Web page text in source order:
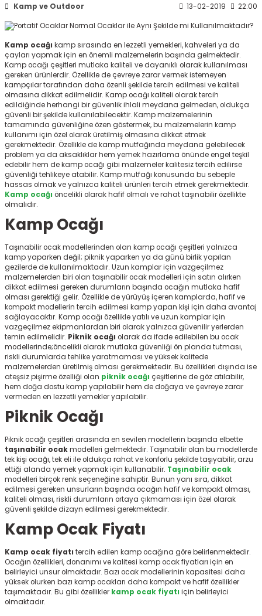
Mermisi
Kamp ve Outdoor 13-02-2019 22:00
Kamp ocağı kamp sırasında en lezzetli yemekleri, kahveleri ya da
çayları yapmak için en önemli malzemelerin başında gelmektedir.
Kamp ocağı çeşitleri mutlaka kaliteli ve dayanıklı olarak kullanılması
gereken ürünlerdir. Özellikle de çevreye zarar vermek istemeyen
kampçılar tarafından daha özenli şekilde tercih edilmesi ve kaliteli
olmasına dikkat edilmelidir. Kamp ocağı kaliteli olarak tercih
edildiğinde herhangi bir güvenlik ihlali meydana gelmeden, oldukça
güvenli bir şekilde kullanılabilecektir. Kamp malzemelerinin
tamamında güvenliğine özen göstermek, bu malzemelerin kamp
kullanımı için özel olarak üretilmiş olmasına dikkat etmek
gerekmektedir. Özellikle de kamp mutfağında meydana gelebilecek
problem ya da aksaklıklar hem yemek hazırlama önünde engel teşkil
edebilir hem de kamp ocağı gibi malzemeler kalitesiz tercih edilirse
güvenliği tehlikeye atabilir. Kamp mutfağı konusunda bu sebeple
hassas olmak ve yalnızca kaliteli ürünleri tercih etmek gerekmektedir.
Kamp ocağı öncelikli olarak hafif olmalı ve rahat taşınabilir özellikte
olmalıdır.
Kamp Ocağı
Taşınabilir ocakmodellerinden olan kamp ocağı çeşitleri yalnızca
kamp yaparken değil; piknik yaparken ya da günü birlik yapılan
gezilerde de kullanılmaktadır. Uzun kamplar için vazgeçilmez
malzemelerden biri olan taşınabilir ocakmodelleri için satın alırken
dikkat edilmesi gereken durumların başında ocağın mutlaka hafif
olması gerektiği gelir. Özellikle de yürüyüş içeren kamplarda, hafif ve
kompakt modellerin tercih edilmesi kamp yapan kişi için daha avantaj
sağlayacaktır. Kamp ocağı özellikle yatılı ve uzun kamplar için
vazgeçilmez ekipmanlardan biri olarak yalnızca güvenilir yerlerden
temin edilmelidir. Piknik ocağı olarak da ifade edilebilen bu ocak
modellerinde;öncelikli olarak mutlaka güvenliği ön planda tutması,
riskli durumlarda tehlike yaratmaması ve yüksek kalitede
malzemelerden üretilmiş olması gerekmektedir. Bu özellikleri dışında ise
ateşsiz pişirme özelliği olan piknik ocağı çeşitlerine de göz atılabilir,
hem doğa dostu kamp yapılabilir hem de doğaya ve çevreye zarar
vermeden en lezzetli yemekler yapılabilir.
Piknik Ocağı
Piknik ocağı çeşitleri arasında en sevilen modellerin başında elbette
taşınabilir ocakmodelleri gelmektedir. Taşınabilir olan bu modellerde
tek kişi ocağı, tek eli ile oldukça rahat ve konforlu şekilde taşıyabilir, arzu
ettiği alanda yemek yapmak için kullanabilir. Taşınabilir ocak
modelleri birçok renk seçeneğine sahiptir. Bunun yanı sıra, dikkat
edilmesi gereken unsurların başında ocağın hafif ve kompakt olması,
kaliteli olması, riskli durumların ortaya çıkmaması için özel olarak
güvenli şekilde dizayn edilmesi gerekmektedir.
Kamp Ocak Fiyatı
Kamp ocak fiyatı tercih edilen kamp ocağına göre belirlenmektedir.
Ocağın özellikleri, donanımı ve kalitesi kamp ocak fiyatları için en
belirleyici unsur olmaktadır. Bazı ocak modellerinin kapasitesi daha
yüksek olurken bazı kamp ocakları daha kompakt ve hafif özellikler
taşımaktadır. Bu gibi özellikler kamp ocak fiyatı için belirleyici
olmaktadır.